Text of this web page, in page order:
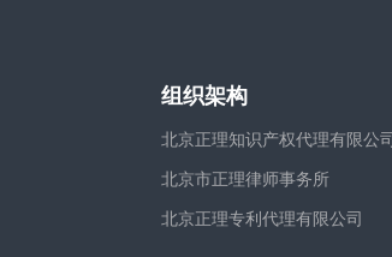
组织架构
北京正理知识产权代理有限公司
北京市正理律师事务所
北京正理专利代理有限公司